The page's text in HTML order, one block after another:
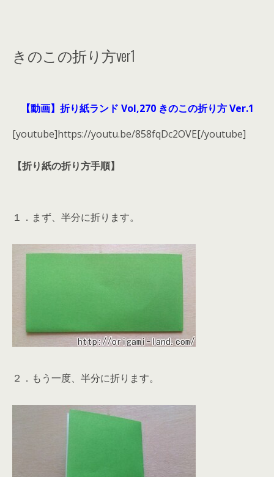
きのこの折り方ver1
【動画】折り紙ランド Vol,270 きのこの折り方 Ver.1
[youtube]https://youtu.be/858fqDc2OVE[/youtube]
【折り紙の折り方手順】
１．まず、半分に折ります。
２．もう一度、半分に折ります。